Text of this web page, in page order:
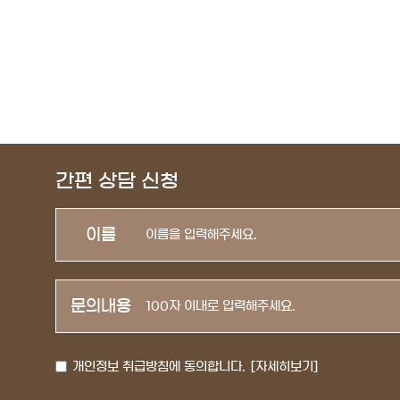
간편 상담 신청
이름
문의내용
개인정보 취급방침에 동의합니다. [자세히보기]